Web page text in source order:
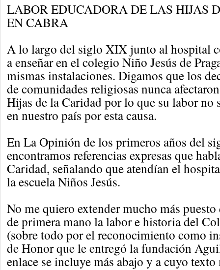
LABOR EDUCADORA DE LAS HIJAS
EN CABRA
A lo largo del siglo XIX junto al hospital
a enseñar en el colegio Niño Jesús de
mismas instalaciones. Digamos que los
de comunidades religiosas nunca
Hijas de la Caridad por lo que su labor
en nuestro país por esta causa.
En La Opinión de los primeros años del
encontramos referencias expresas que
Caridad, señalando que atendían el
la escuela Niños Jesús.
No me quiero extender mucho más
de primera mano la labor e historia del
(sobre todo por el reconocimiento como
de Honor que le entregó la fundación
enlace se incluye más abajo y a cuyo